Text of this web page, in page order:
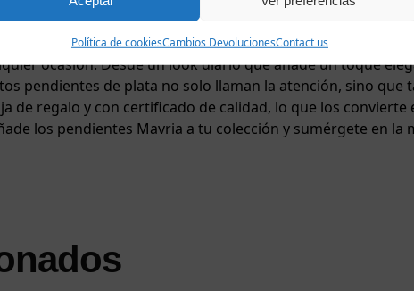
Política de cookiesCambios DevolucionesContact us
pensado para crear un diseño armonioso, sofisticado
seguridad, permitiéndote llevar los pendientes todo el
ocasión. Desde un look diario que añade un toque
pendientes de plata no solo llaman la atención, sino que
de regalo y con certificado de calidad, lo que los
los pendientes Mavria a tu colección y sumérgete en la